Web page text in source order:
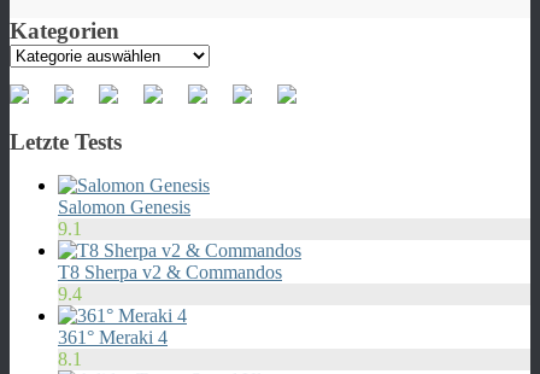
Kategorien
Kategorien
Letzte Tests
Salomon Genesis
9.1
T8 Sherpa v2 & Commandos
9.4
361° Meraki 4
8.1